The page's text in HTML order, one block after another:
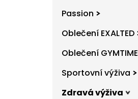
Passion
Oblečení EXALTED
Oblečení GYMTIME
Sportovní výživa
Zdravá výživa